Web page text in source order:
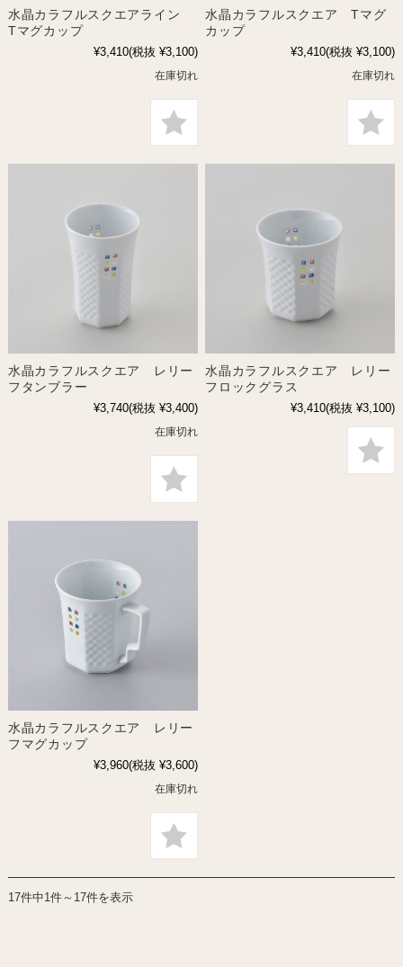
水晶カラフルスクエアライン
Tマグカップ
¥3,410(税抜 ¥3,100)
在庫切れ
水晶カラフルスクエア Tマグ
カップ
¥3,410(税抜 ¥3,100)
在庫切れ
水晶カラフルスクエア レリー
フタンブラー
¥3,740(税抜 ¥3,400)
在庫切れ
水晶カラフルスクエア レリー
フロックグラス
¥3,410(税抜 ¥3,100)
水晶カラフルスクエア レリー
フマグカップ
¥3,960(税抜 ¥3,600)
在庫切れ
17件中1件～17件を表示